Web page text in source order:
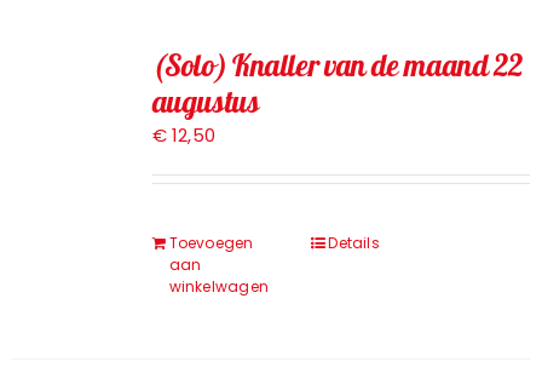
Jeugd
(Solo) Knaller van de maand 22
augustus
€12,50
Toevoegen
aan
winkelwagen
Details